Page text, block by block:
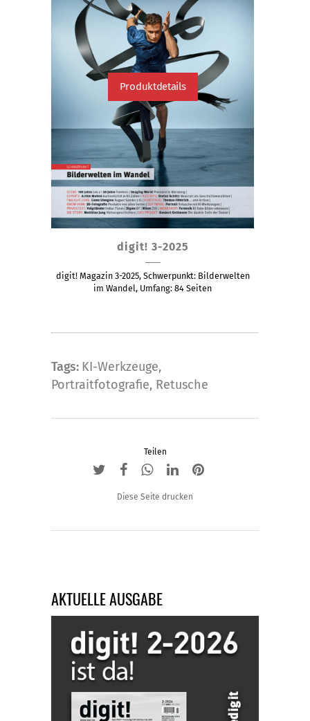
Produktdetails
weist
mehrere
Optionen
können
der
digit! 3-2025
digit! Magazin 3-2025, Schwerpunkt: Bilderwelten
im Wandel, Umfang: 84 Seiten
Tags: KI-Werkzeuge,
Portraitfotografie, Retusche
Teilen
Diese Seite drucken
AKTUELLE AUSGABE